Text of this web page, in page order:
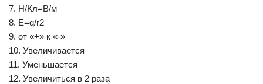
7. Н/Кл=В/м
8. E=q/r2
9. от «+» к «-»
10. Увеличивается
11. Уменьшается
12. Увеличиться в 2 раза